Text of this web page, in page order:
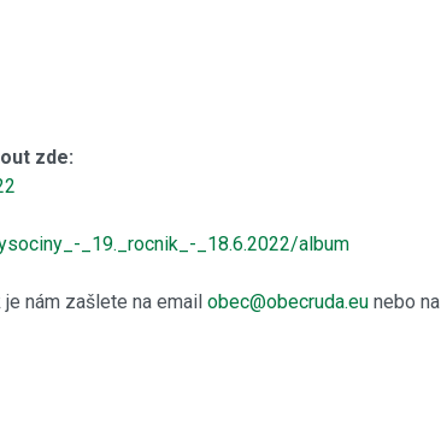
zde:
_19._rocnik_-_18.6.2022/album
nám zašlete na emailobec@obecruda.eu nebo na